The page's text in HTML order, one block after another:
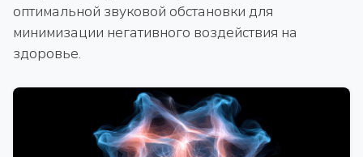
оптимальной звуковой обстановки для
минимизации негативного воздействия на
здоровье.